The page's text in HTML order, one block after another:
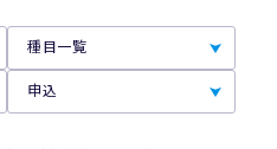
種目一覧
申込